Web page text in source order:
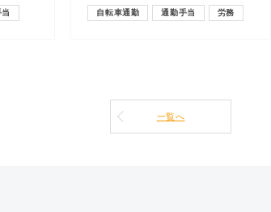
自転車通勤 通勤手当 労務
一覧へ